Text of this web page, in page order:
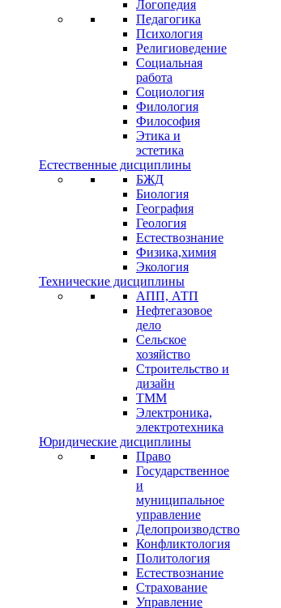
Логопедия
Педагогика
Психология
Религиоведение
Социальная
работа
Социология
Филология
Философия
Этика и
эстетика
Естественные дисциплины
БЖД
Биология
География
Геология
Естествознание
Физика,химия
Экология
Технические дисциплины
АПП, АТП
Нефтегазовое
дело
Сельское
хозяйство
Строительство и
дизайн
ТММ
Электроника,
электротехника
Юридические дисциплины
Право
Государственное
и
муниципальное
управление
Делопроизводство
Конфликтология
Политология
Естествознание
Страхование
Управление